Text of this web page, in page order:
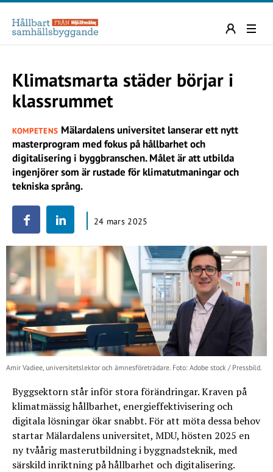
Klimatsmarta städer börjar i
klassrummet
KOMPETENS Mälardalens universitet lanserar ett nytt
masterprogram med fokus på hållbarhet och
digitalisering i byggbranschen. Målet är att utbilda
ingenjörer som är rustade för klimatutmaningar och
tekniska språng.
24 mars 2025
Amir Vadiee, universitetslektor och ämnesföreträdare. Foto: Adobe stock / Pressbild.
Byggsektorn står inför stora förändringar. Kraven på
klimatmässig hållbarhet, energieffektivisering och
digitala lösningar ökar snabbt. För att möta dessa behov
startar Mälardalens universitet, MDU, hösten 2025 en
ny tvåårig masterutbildning i byggnadsteknik, med
särskild inriktning på hållbarhet och digitalisering.